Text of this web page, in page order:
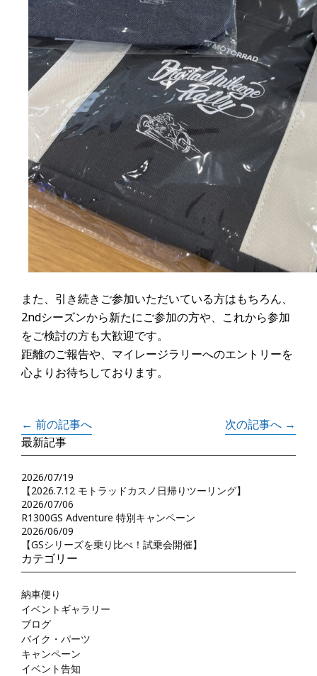
また、引き続きご参加いただいている方はもちろん、
2ndシーズンから新たにご参加の方や、これから参加
をご検討の方も大歓迎です。
距離のご報告や、マイレージラリーへのエントリーを
心よりお待ちしております。
← 前の記事へ
次の記事へ →
最新記事
2026/07/19
【2026.7.12 モトラッドカスノ日帰りツーリング】
2026/07/06
R1300GS Adventure 特別キャンペーン
2026/06/09
【GSシリーズを乗り比べ！試乗会開催】
カテゴリー
納車便り
イベントギャラリー
ブログ
バイク・パーツ
キャンペーン
イベント告知